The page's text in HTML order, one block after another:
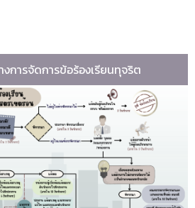
การจัดการข้อร้องเรียนทุจริต